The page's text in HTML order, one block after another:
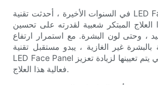
في السنوات الأخيرة ، أحدثت تقنية LED Face Panel ثورة في صناعة
العلاج المبتكر شعبية لقدرته على تحسين
، وحتى لون البشرة. مع استمرار ارتفاع
غير الغازية ، يبدو مستقبل تقنية
LED Face Panel واعداً بالتقدم والاتجاهات التي يتم تعيينها لزيادة تعزيز
فعالية هذا العلاج.